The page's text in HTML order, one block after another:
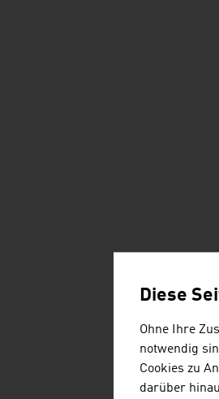
Diese
Ohne Ihre
notwendig
Cookies zu
darüber